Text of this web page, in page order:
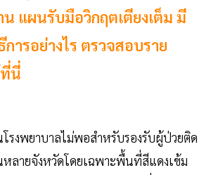
แผนรับมือวิกฤตเตียงเต็ม มี
ารอย่างไร ตรวจสอบราย
นี่
โรงพยาบาลไม่พอสำหรับรองรับผู้ป่วยติด
ลายจังหวัดโดยเฉพาะพื้นที่สีแดงเข้ม